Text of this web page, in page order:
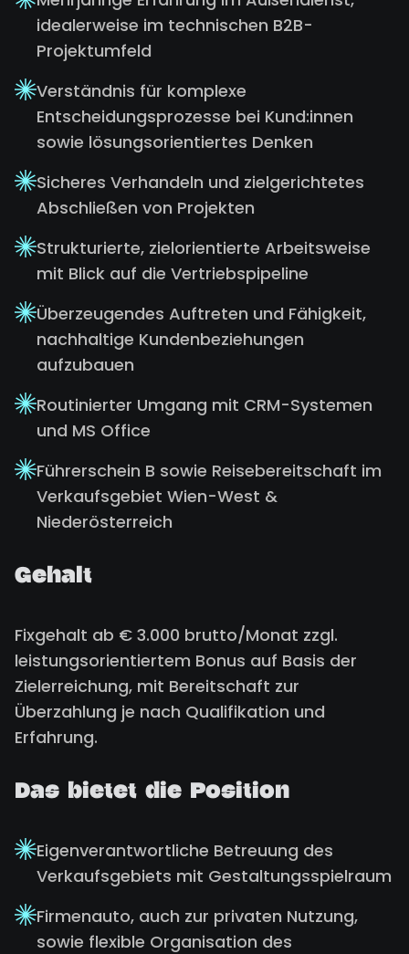
idealerweise im technischen B2B-
Projektumfeld
Verständnis für komplexe
Entscheidungsprozesse bei Kund:innen
sowie lösungsorientiertes Denken
Sicheres Verhandeln und zielgerichtetes
Abschließen von Projekten
Strukturierte, zielorientierte Arbeitsweise
mit Blick auf die Vertriebspipeline
Überzeugendes Auftreten und Fähigkeit,
nachhaltige Kundenbeziehungen
aufzubauen
Routinierter Umgang mit CRM-Systemen
und MS Office
Führerschein B sowie Reisebereitschaft im
Verkaufsgebiet Wien-West &
Niederösterreich
Gehalt
Fixgehalt ab € 3.000 brutto/Monat zzgl.
leistungsorientiertem Bonus auf Basis der
Zielerreichung, mit Bereitschaft zur
Überzahlung je nach Qualifikation und
Erfahrung.
Das bietet die Position
Eigenverantwortliche Betreuung des
Verkaufsgebiets mit Gestaltungsspielraum
Firmenauto, auch zur privaten Nutzung,
sowie flexible Organisation des